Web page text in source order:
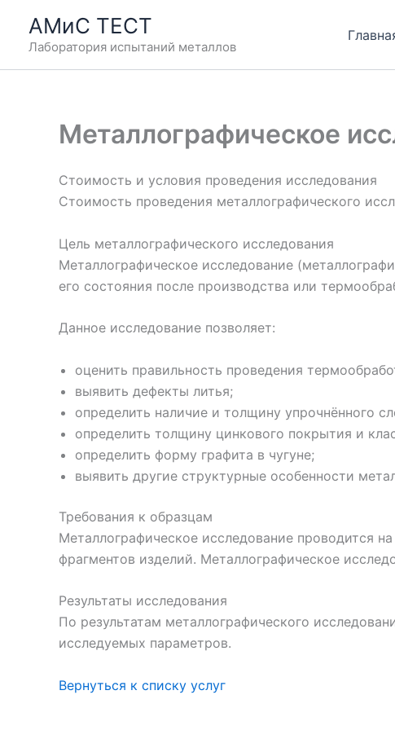
содержимому
АМиС ТЕСТ
Лаборатория испытаний металлов
Металлографическое
Стоимость и условия проведения исследования
Стоимость проведения металлографического
Цель металлографического исследования
Металлографическое исследование
его состояния после производства или
Данное исследование позволяет:
оценить правильность проведения
выявить дефекты литья;
определить наличие и толщину упрочнённого
определить толщину цинкового покрытия и
определить форму графита в чугуне;
выявить другие структурные особенности
Требования к образцам
Металлографическое исследование проводится
фрагментов изделий. Металлографическое
Результаты исследования
По результатам металлографического
исследуемых параметров.
Вернуться к списку услуг